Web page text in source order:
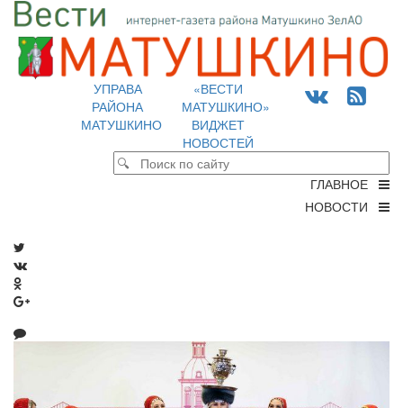
УПРАВА
РАЙОНА
МАТУШКИНО
«ВЕСТИ
МАТУШКИНО»
ВИДЖЕТ
НОВОСТЕЙ
ГЛАВНОЕ
НОВОСТИ